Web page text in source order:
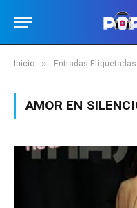
Inicio » Entradas
AMOR EN